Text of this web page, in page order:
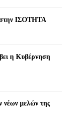
στην ΙΣΟΤΗΤΑ
η Κυβέρνηση
νέων μελών της